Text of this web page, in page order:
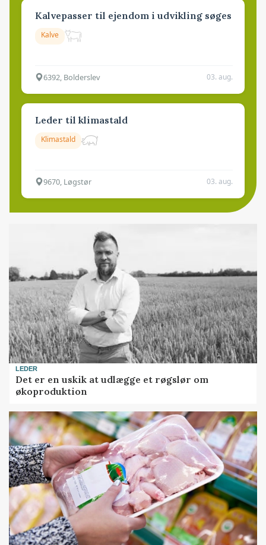
Kalvepasser til ejendom i udvikling søges
Kalve
6392, Bolderslev 03. aug.
Leder til klimastald
Klimastald
9670, Løgstør 03. aug.
LEDER
Det er en uskik at udlægge et røgslør om
økoproduktion